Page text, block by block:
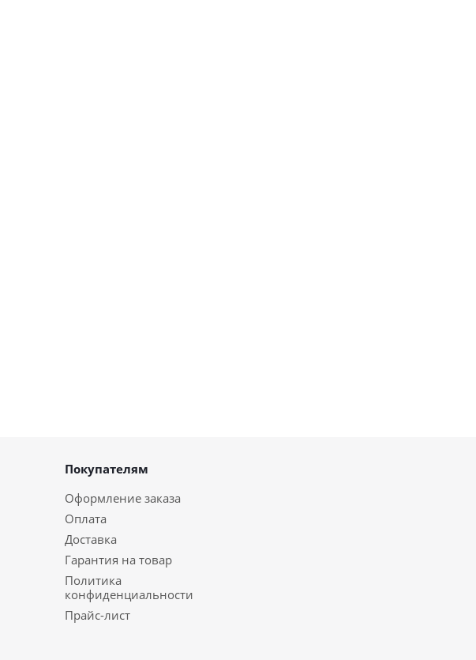
Покупателям
Оформление заказа
Оплата
Доставка
Гарантия на товар
Политика
конфиденциальности
Прайс-лист